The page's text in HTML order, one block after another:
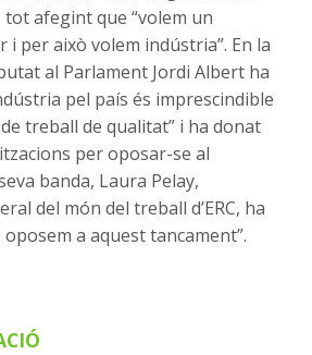
afegint que “volem un
per això volem indústria”. En la
al Parlament Jordi Albert ha
pel país és imprescindible
treball de qualitat” i ha donat
per oposar-se al
banda, Laura Pelay,
del món del treball d’ERC, ha
a aquest tancament”.